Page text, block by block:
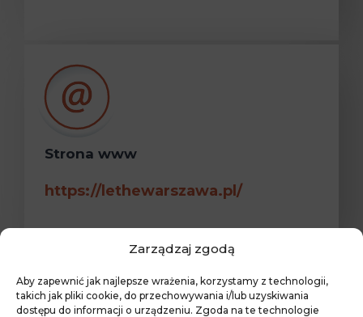
Zarządzaj zgodą
Aby zapewnić jak najlepsze wrażenia, korzystamy z technologii,
takich jak pliki cookie, do przechowywania i/lub uzyskiwania
dostępu do informacji o urządzeniu. Zgoda na te technologie
Strona www
https://lethewarszawa.pl/